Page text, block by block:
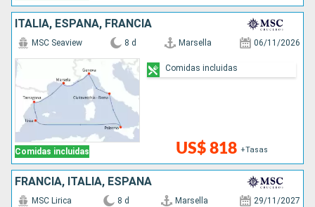
ITALIA, ESPAÑA, FRANCIA
Comidas incluidas
MSC Seaview 8 d Marsella 06/11/2026
US$ 818 +Tasas
Comidas incluidas
FRANCIA, ITALIA, ESPAÑA
MSC Lirica 8 d Marsella 29/11/2027